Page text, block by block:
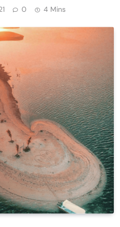
0 4 Mins